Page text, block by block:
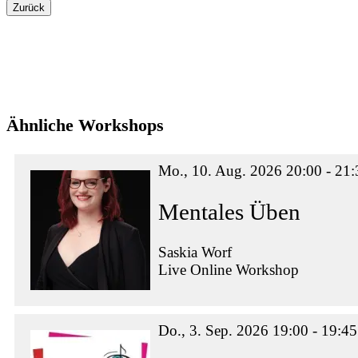
Zurück
Ähnliche Workshops
Mo., 10. Aug. 2026 20:00 -
Mentales Üben
Saskia Worf
Live Online Workshop
Do., 3. Sep. 2026 19:00 - 19:45